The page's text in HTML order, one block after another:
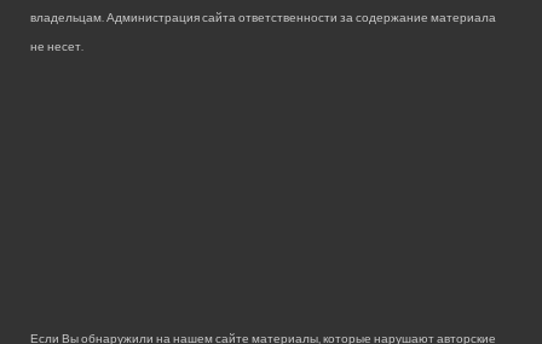
владельцам. Администрация сайта ответственности за содержание материала
не несет.
Если Вы обнаружили на нашем сайте материалы, которые нарушают авторские